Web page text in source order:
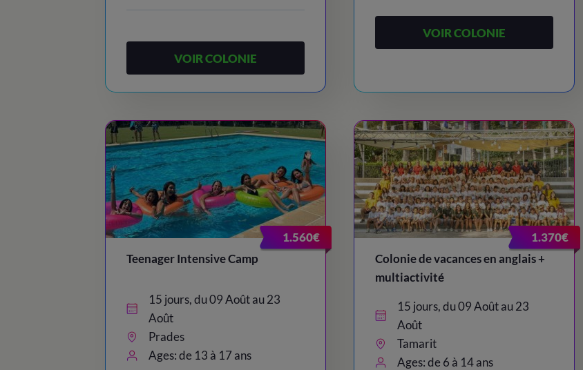
VOIR COLONIE
VOIR COLONIE
1.560€
Teenager Intensive Camp
15 jours, du 09 Août au 23
Août
Prades
Ages: de 13 à 17 ans
1.370€
Colonie de vacances en anglais +
multiactivité
15 jours, du 09 Août au 23
Août
Tamarit
Ages: de 6 à 14 ans